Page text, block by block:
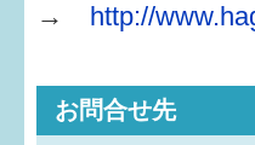
→ http://
お問合せ先